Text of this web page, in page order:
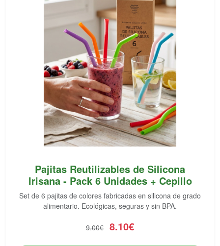
Pajitas Reutilizables de Silicona
Irisana - Pack 6 Unidades + Cepillo
Set de 6 pajitas de colores fabricadas en silicona de grado
alimentario. Ecológicas, seguras y sin BPA.
9.00€ 8.10€